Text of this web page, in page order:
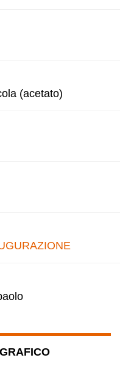
(acetato)